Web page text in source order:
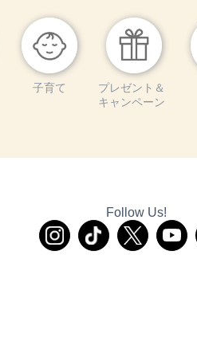
子育て
プレゼント＆
キャンペーン
Follow Us!